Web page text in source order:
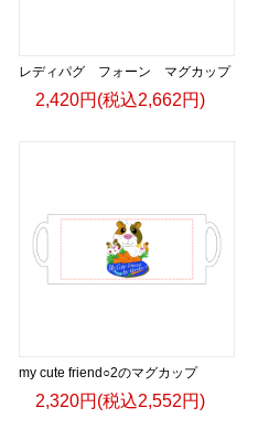
レディパグ フォーン マグカップ
2,420円(税込2,662円)
my cute friend○2のマグカップ
2,320円(税込2,552円)